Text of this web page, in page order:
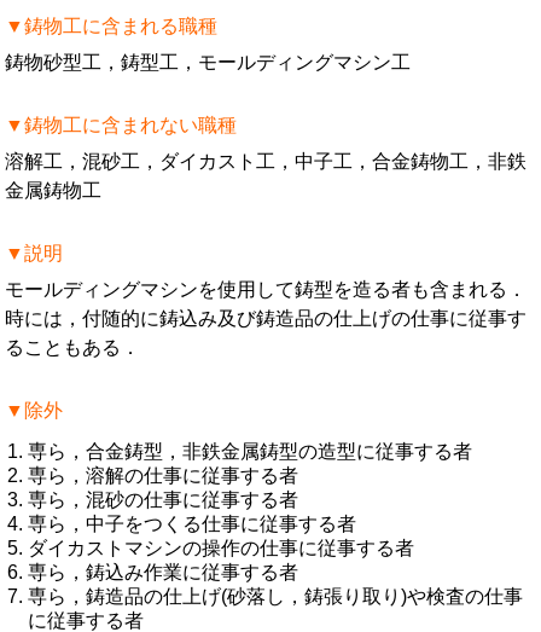
▼鋳物工に含まれる職種
鋳物砂型工，鋳型工，モールディングマシン工
▼鋳物工に含まれない職種
溶解工，混砂工，ダイカスト工，中子工，合金鋳物工，非鉄
金属鋳物工
▼説明
モールディングマシンを使用して鋳型を造る者も含まれる．
時には，付随的に鋳込み及び鋳造品の仕上げの仕事に従事す
ることもある．
▼除外
専ら，合金鋳型，非鉄金属鋳型の造型に従事する者
専ら，溶解の仕事に従事する者
専ら，混砂の仕事に従事する者
専ら，中子をつくる仕事に従事する者
ダイカストマシンの操作の仕事に従事する者
専ら，鋳込み作業に従事する者
専ら，鋳造品の仕上げ(砂落し，鋳張り取り)や検査の仕事
に従事する者